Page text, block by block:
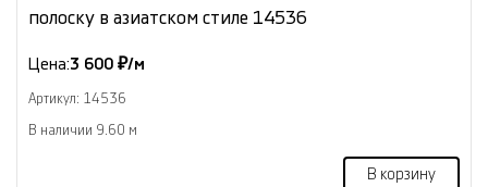
полоску в азиатском стиле 14536
Цена:3 600 ₽/м
Артикул: 14536
В наличии 9.60 м
В корзину